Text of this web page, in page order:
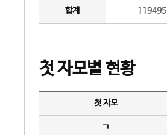
합계
첫 자모별 현황
첫 자모
ㄱ